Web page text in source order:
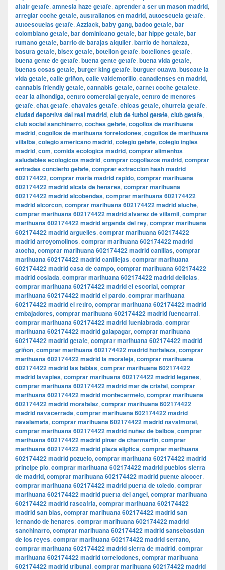
altair getafe, amnesia haze getafe, aprender a ser un mason madrid,
arreglar coche getafe, australianos en madrid, autoescuela getafe,
autoescuelas getafe, Azzlack, baby gang, badoo getafe, bar
colombiano getafe, bar dominicano getafe, bar hippe getafe, bar
rumano getafe, barrio de barajas alquiler, barrio de hortaleza,
basura getafe, bisex getafe, botellon getafe, botellones getafe,
buena gente de getafe, buena gente getafe, buena vida getafe,
buenas cosas getafe, burger king getafe, burguer ottawa, buscate la
vida getafe, calle griñon, calle valdemorillo, canadienses en madrid,
cannabis friendly getafe, cannabis getafe, carnet coche getafete,
cear la alhondiga, centro comercial getyafe, centro de menores
getafe, chat getafe, chavales getafe, chicas getafe, churreia getafe,
ciudad deportiva del real madrid, club de futbol getafe, club getafe,
club social sanchinarro, coches getafe, cogollos de marihuana
madrid, cogollos de marihuana torrelodones, cogollos de marihuana
villalba, colegio americano madrid, colegio getafe, colegio ingles
madrid, com, comida ecologica madrid, comprar alimentos
saludables ecologicos madrid, comprar cogollazos madrid, comprar
entradas concierto getafe, comprar extraccion hash madrid
602174422, comprar maria madrid rapido, comprar marihuana
602174422 madrid alcala de henares, comprar marihuana
602174422 madrid alcobendas, comprar marihuana 602174422
madrid alcorcon, comprar marihuana 602174422 madrid aluche,
comprar marihuana 602174422 madrid alvarez de villamil, comprar
marihuana 602174422 madrid arganda del rey, comprar marihuana
602174422 madrid arguelles, comprar marihuana 602174422
madrid arroyomolinos, comprar marihuana 602174422 madrid
atocha, comprar marihuana 602174422 madrid canillas, comprar
marihuana 602174422 madrid canillejas, comprar marihuana
602174422 madrid casa de campo, comprar marihuana 602174422
madrid coslada, comprar marihuana 602174422 madrid delicias,
comprar marihuana 602174422 madrid el escorial, comprar
marihuana 602174422 madrid el pardo, comprar marihuana
602174422 madrid el retiro, comprar marihuana 602174422 madrid
embajadores, comprar marihuana 602174422 madrid fuencarral,
comprar marihuana 602174422 madrid fuenlabrada, comprar
marihuana 602174422 madrid galapagar, comprar marihuana
602174422 madrid getafe, comprar marihuana 602174422 madrid
griñon, comprar marihuana 602174422 madrid hortaleza, comprar
marihuana 602174422 madrid la moraleja, comprar marihuana
602174422 madrid las tablas, comprar marihuana 602174422
madrid lavapies, comprar marihuana 602174422 madrid leganes,
comprar marihuana 602174422 madrid mar de cristal, comprar
marihuana 602174422 madrid montecarmelo, comprar marihuana
602174422 madrid moratalaz, comprar marihuana 602174422
madrid navacerrada, comprar marihuana 602174422 madrid
navalamata, comprar marihuana 602174422 madrid navalmoral,
comprar marihuana 602174422 madrid nuñez de balboa, comprar
marihuana 602174422 madrid pinar de charmartin, comprar
marihuana 602174422 madrid plaza eliptica, comprar marihuana
602174422 madrid pozuelo, comprar marihuana 602174422 madrid
principe pio, comprar marihuana 602174422 madrid pueblos sierra
de madrid, comprar marihuana 602174422 madrid puente alcocer,
comprar marihuana 602174422 madrid puerta de toledo, comprar
marihuana 602174422 madrid puerta del angel, comprar marihuana
602174422 madrid rascafria, comprar marihuana 602174422
madrid san blas, comprar marihuana 602174422 madrid san
fernando de henares, comprar marihuana 602174422 madrid
sanchinarro, comprar marihuana 602174422 madrid sansebastian
de los reyes, comprar marihuana 602174422 madrid serrano,
comprar marihuana 602174422 madrid sierra de madrid, comprar
marihuana 602174422 madrid torrelodones, comprar marihuana
602174422 madrid tribunal, comprar marihuana 602174422 madrid